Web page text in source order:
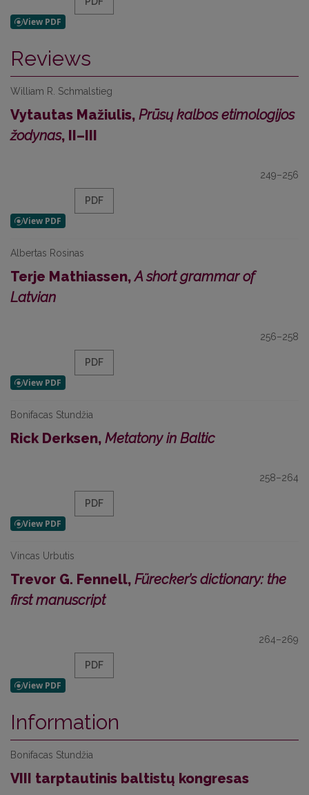
Reviews
William R. Schmalstieg
Vytautas Mažiulis, Prūsų kalbos etimologijos
žodynas, II–III
249–256
PDF
Albertas Rosinas
Terje Mathiassen,A short grammar of
Latvian
256–258
PDF
Bonifacas Stundžia
Rick Derksen, Metatony in Baltic
258–264
PDF
Vincas Urbutis
Trevor G. Fennell, Fürecker’s dictionary: the
first manuscript
264–269
PDF
Information
Bonifacas Stundžia
VIII tarptautinis baltistų kongresas